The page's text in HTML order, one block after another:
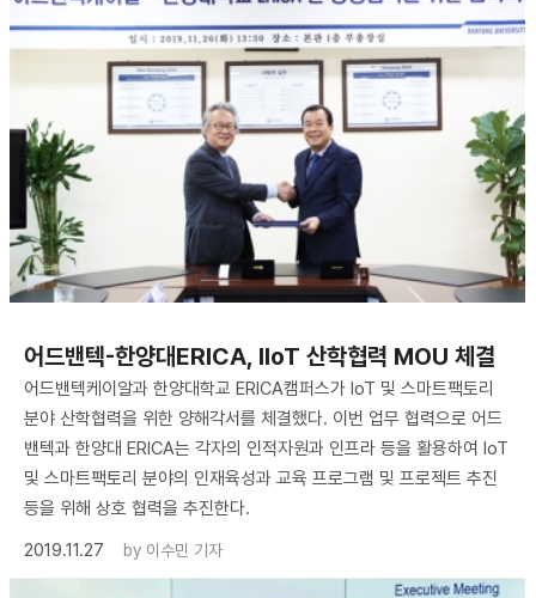
어드밴텍-한양대ERICA, IIoT 산학협력 MOU 체결
어드밴텍케이알과 한양대학교 ERICA캠퍼스가 IoT 및 스마트팩토리
분야 산학협력을 위한 양해각서를 체결했다. 이번 업무 협력으로 어드
밴텍과 한양대 ERICA는 각자의 인적자원과 인프라 등을 활용하여 IoT
및 스마트팩토리 분야의 인재육성과 교육 프로그램 및 프로젝트 추진
등을 위해 상호 협력을 추진한다.
2019.11.27
by 이수민 기자